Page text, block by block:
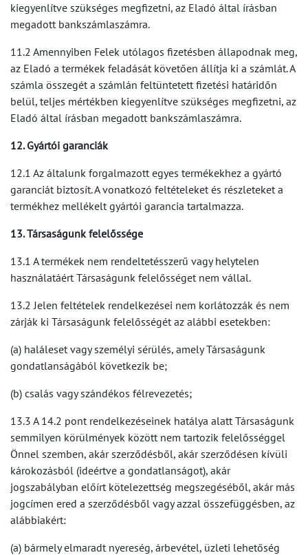
kiegyenlítve szükséges megfizetni, az Eladó által írásban
megadott bankszámlaszámra.
11.2 Amennyiben Felek utólagos fizetésben állapodnak meg,
az Eladó a termékek feladását követően állítja ki a számlát. A
számla összegét a számlán feltüntetett fizetési határidőn
belül, teljes mértékben kiegyenlítve szükséges megfizetni, az
Eladó által írásban megadott bankszámlaszámra.
12. Gyártói garanciák
12.1 Az általunk forgalmazott egyes termékekhez a gyártó
garanciát biztosít. A vonatkozó feltételeket és részleteket a
termékhez mellékelt gyártói garancia tartalmazza.
13. Társaságunk felelőssége
13.1 A termékek nem rendeltetésszerű vagy helytelen
használatáért Társaságunk felelősséget nem vállal.
13.2 Jelen feltételek rendelkezései nem korlátozzák és nem
zárják ki Társaságunk felelősségét az alábbi esetekben:
(a) haláleset vagy személyi sérülés, amely Társaságunk
gondatlanságából következik be;
(b) csalás vagy szándékos félrevezetés;
13.3 A 14.2 pont rendelkezéseinek hatálya alatt Társaságunk
semmilyen körülmények között nem tartozik felelősséggel
Önnel szemben, akár szerződésből, akár szerződésen kívüli
károkozásból (ideértve a gondatlanságot), akár
jogszabályban előírt kötelezettség megszegéséből, akár más
jogcímen ered a szerződésből vagy azzal összefüggésben, az
alábbiakért:
(a) bármely elmaradt nyereség, árbevétel, üzleti lehetőség